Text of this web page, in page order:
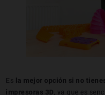
Es
la mejor opción si no
impresoras 3D , ya que es